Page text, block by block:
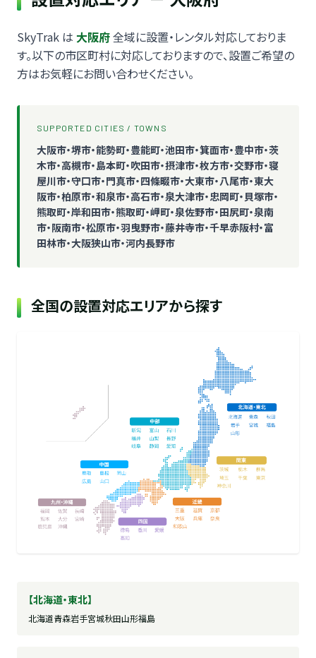
SkyTrak は 大阪府全域に設置・レンタル対応しておりま
す。以下の市区町村に対応しておりますので、設置ご希望の
方はお気軽にお問い合わせください。
SUPPORTED CITIES / TOWNS
大阪市・堺市・能勢町・豊能町・池田市・箕面市・豊中市・茨
木市・高槻市・島本町・吹田市・摂津市・枚方市・交野市・寝
屋川市・守口市・門真市・四條畷市・大東市・八尾市・東大
阪市・柏原市・和泉市・高石市・泉大津市・忠岡町・貝塚市・
熊取町・岸和田市・熊取町・岬町・泉佐野市・田尻町・泉南
市・阪南市・松原市・羽曳野市・藤井寺市・千早赤阪村・富
田林市・大阪狭山市・河内長野市
全国の設置対応エリアから探す
【北海道・東北】
北海道青森岩手宮城秋田山形福島